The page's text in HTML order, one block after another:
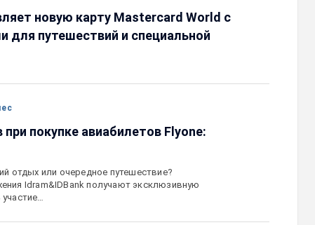
новую карту Mastercard World с
для путешествий и специальной
покупке авиабилетов Flyone:
отдых или очередное путешествие?
Idram&IDBank получают эксклюзивную